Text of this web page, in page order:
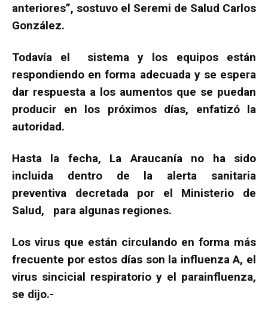
anteriores”, sostuvo el Seremi de Salud Carlos
González.
Todavía el sistema y los equipos están
respondiendo en forma adecuada y se espera
dar respuesta a los aumentos que se puedan
producir en los próximos días, enfatizó la
autoridad.
Hasta la fecha, La Araucanía no ha sido
incluida dentro de la alerta sanitaria
preventiva decretada por el Ministerio de
Salud, para algunas regiones.
Los virus que están circulando en forma más
frecuente por estos días son la influenza A, el
virus sincicial respiratorio y el parainfluenza,
se dijo.-